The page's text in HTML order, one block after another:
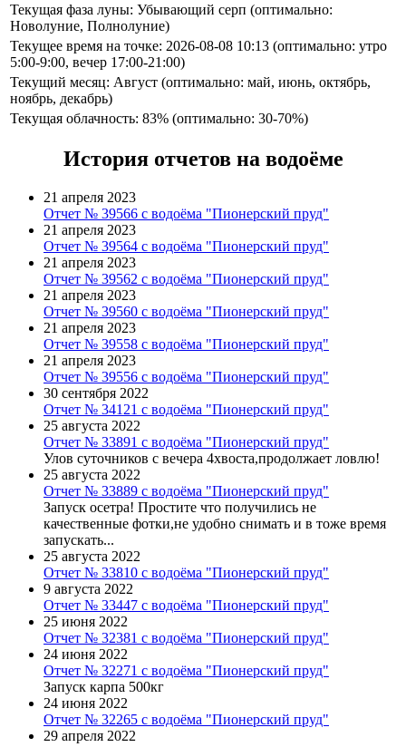
Текущая фаза луны: Убывающий серп (оптимально:
Новолуние, Полнолуние)
Текущее время на точке: 2026-08-08 10:13 (оптимально: утро
5:00-9:00, вечер 17:00-21:00)
Текущий месяц: Август (оптимально: май, июнь, октябрь,
ноябрь, декабрь)
Текущая облачность: 83% (оптимально: 30-70%)
История отчетов на водоёме
21 апреля 2023
Отчет № 39566 с водоёма "Пионерский пруд"
21 апреля 2023
Отчет № 39564 с водоёма "Пионерский пруд"
21 апреля 2023
Отчет № 39562 с водоёма "Пионерский пруд"
21 апреля 2023
Отчет № 39560 с водоёма "Пионерский пруд"
21 апреля 2023
Отчет № 39558 с водоёма "Пионерский пруд"
21 апреля 2023
Отчет № 39556 с водоёма "Пионерский пруд"
30 сентября 2022
Отчет № 34121 с водоёма "Пионерский пруд"
25 августа 2022
Отчет № 33891 с водоёма "Пионерский пруд"
Улов суточников с вечера 4хвоста,продолжает ловлю!
25 августа 2022
Отчет № 33889 с водоёма "Пионерский пруд"
Запуск осетра! Простите что получились не
качественные фотки,не удобно снимать и в тоже время
запускать...
25 августа 2022
Отчет № 33810 с водоёма "Пионерский пруд"
9 августа 2022
Отчет № 33447 с водоёма "Пионерский пруд"
25 июня 2022
Отчет № 32381 с водоёма "Пионерский пруд"
24 июня 2022
Отчет № 32271 с водоёма "Пионерский пруд"
Запуск карпа 500кг
24 июня 2022
Отчет № 32265 с водоёма "Пионерский пруд"
29 апреля 2022